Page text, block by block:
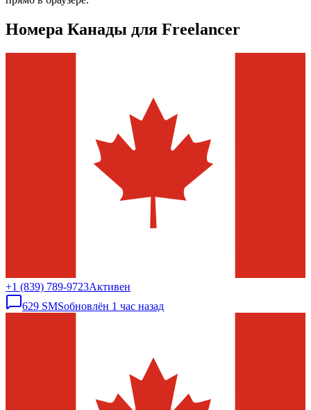
Номера Канады для Freelancer
+1 (839) 789-9723Активен
629 SMSобновлён 1 час назад